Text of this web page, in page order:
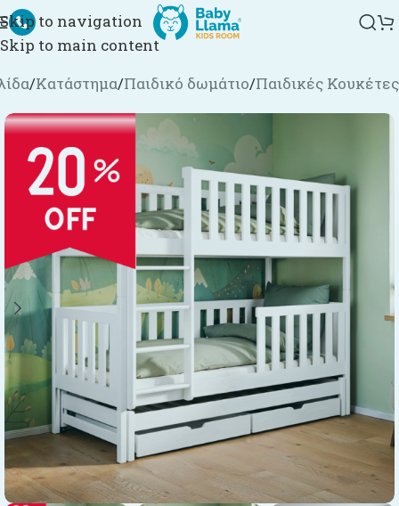
Skip to navigation
Skip to main content
/Κατάστημα/Παιδικό δωμάτιο/Παιδικές Κουκέτες